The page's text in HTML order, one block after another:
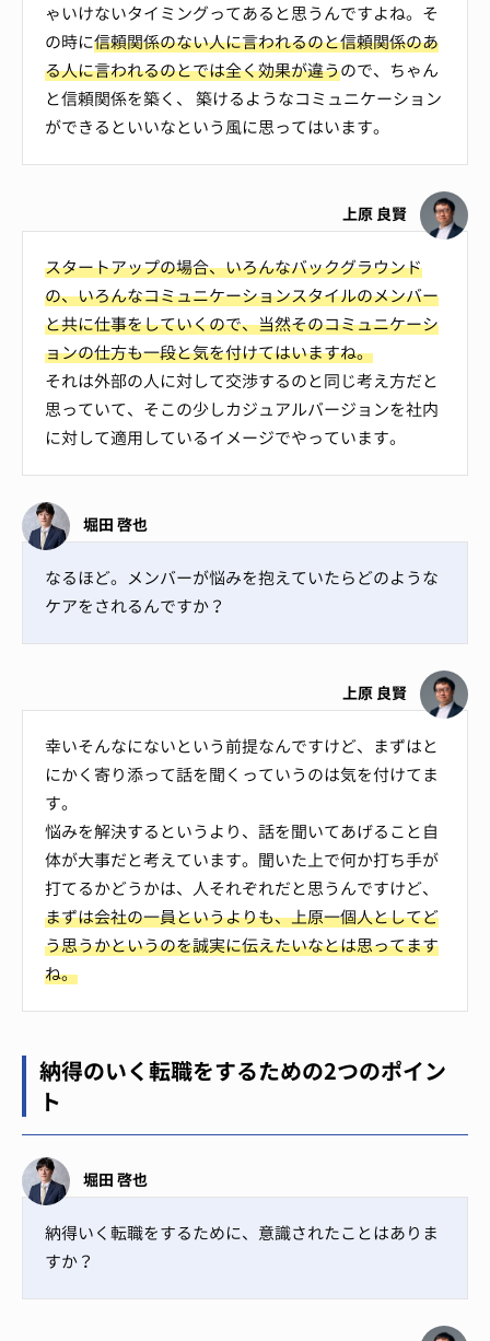
ゃいけないタイミングってあると思うんですよね。そ
の時に信頼関係のない人に言われるのと信頼関係のあ
る人に言われるのとでは全く効果が違うので、ちゃん
と信頼関係を築く、 築けるようなコミュニケーション
ができるといいなという風に思ってはいます。
上原 良賢
スタートアップの場合、いろんなバックグラウンド
の、いろんなコミュニケーションスタイルのメンバー
と共に仕事をしていくので、当然そのコミュニケーシ
ョンの仕方も一段と気を付けてはいますね。
それは外部の人に対して交渉するのと同じ考え方だと
思っていて、そこの少しカジュアルバージョンを社内
に対して適用しているイメージでやっています。
堀田 啓也
なるほど。メンバーが悩みを抱えていたらどのような
ケアをされるんですか？
上原 良賢
幸いそんなにないという前提なんですけど、まずはと
にかく寄り添って話を聞くっていうのは気を付けてま
す。
悩みを解決するというより、話を聞いてあげること自
体が大事だと考えています。聞いた上で何か打ち手が
打てるかどうかは、人それぞれだと思うんですけど、
まずは会社の一員というよりも、上原一個人としてど
う思うかというのを誠実に伝えたいなとは思ってます
ね。
納得のいく転職をするための2つのポイン
ト
堀田 啓也
納得いく転職をするために、意識されたことはありま
すか？